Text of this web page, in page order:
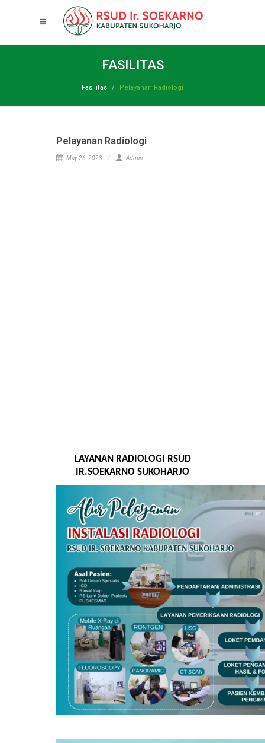
FASILITAS
Pelayanan Radiologi
LAYANAN RADIOLOGI RSUD
IR.SOEKARNO SUKOHARJO